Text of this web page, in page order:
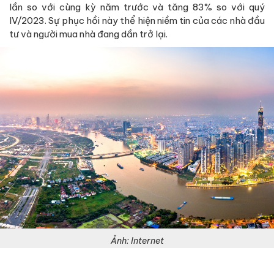
lần so với cùng kỳ năm trước và tăng 83% so với quý
IV/2023. Sự phục hồi này thể hiện niềm tin của các nhà đầu
tư và người mua nhà đang dần trở lại.
Ảnh: Internet